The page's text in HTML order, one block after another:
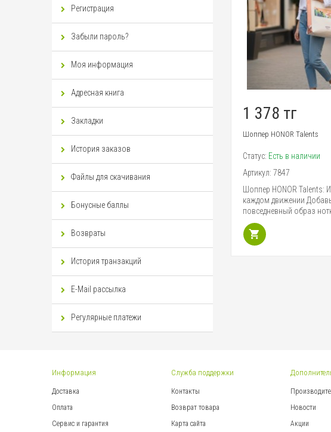
Регистрация
Забыли пароль?
Моя информация
Адресная книга
Закладки
История заказов
Файлы для скачивания
Бонусные баллы
Возвраты
История транзакций
E-Mail рассылка
Регулярные платежи
1 378 тг
Шоппер HONOR Talents
Статус: Есть в наличии
Артикул: 7847
Шоппер HONOR Talents:
каждом движении
повседневный образ
Информация
Доставка
Оплата
Сервис и гарантия
Служба поддержки
Контакты
Возврат товара
Карта сайта
Новости
Акции